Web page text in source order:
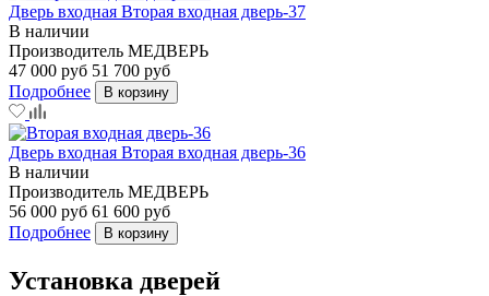
Дверь входная Вторая входная дверь-37
В наличии
Производитель МЕДВЕРЬ
47 000 руб 51 700 руб
Подробнее
В корзину
Дверь входная Вторая входная дверь-36
В наличии
Производитель МЕДВЕРЬ
56 000 руб 61 600 руб
Подробнее
В корзину
Установка дверей